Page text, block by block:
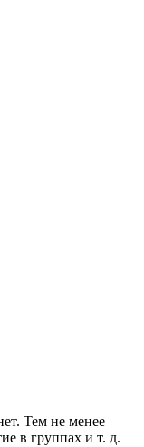
Тем не менее
в группах и т. д.